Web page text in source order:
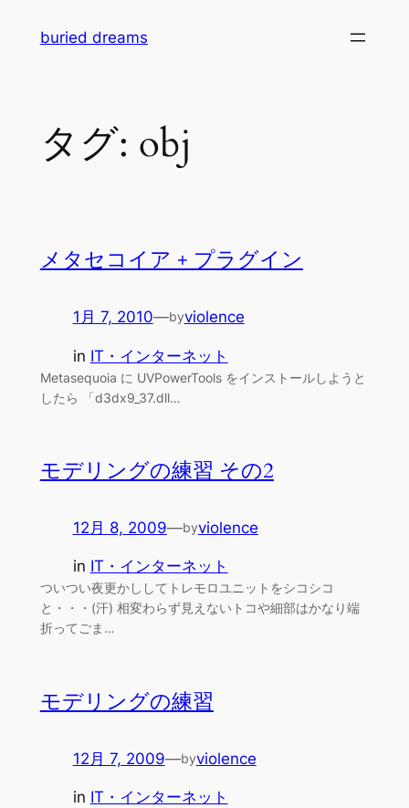
buried dreams
タグ: obj
メタセコイア + プラグイン
1月 7, 2010—byviolence
in IT・インターネット
Metasequoia に UVPowerTools をインストールしようと
したら 「d3dx9_37.dll…
モデリングの練習 その2
12月 8, 2009—byviolence
in IT・インターネット
ついつい夜更かししてトレモロユニットをシコシコ
と・・・(汗) 相変わらず見えないトコや細部はかなり端
折ってごま…
モデリングの練習
12月 7, 2009—byviolence
in IT・インターネット